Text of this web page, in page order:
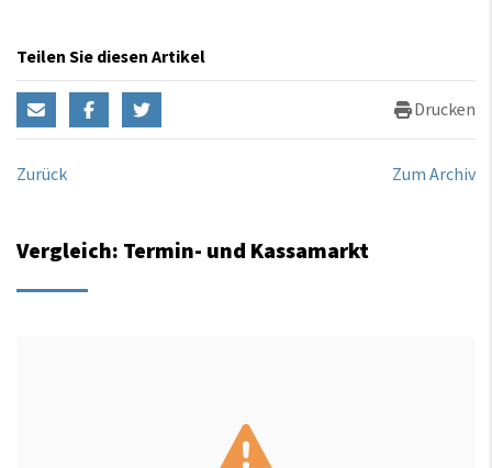
Teilen Sie diesen Artikel
Drucken
Zurück Zum Archiv
Vergleich: Termin- und Kassamarkt